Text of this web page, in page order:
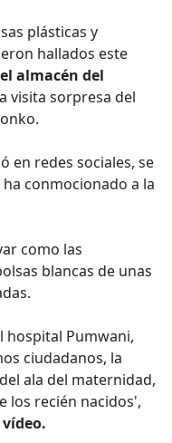
plásticas y
hallados este
almacén del
visita sorpresa del
en redes sociales, se
conmocionado a la
como las
blancas de unas
hospital Pumwani,
ciudadanos, la
ala del maternidad,
los recién nacidos',
vídeo.